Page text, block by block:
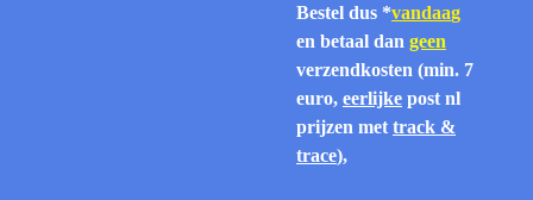
Bestel dus *vandaag
en betaal dan geen
verzendkosten (min. 7
euro, eerlijke post nl
prijzen mettrack &
trace),